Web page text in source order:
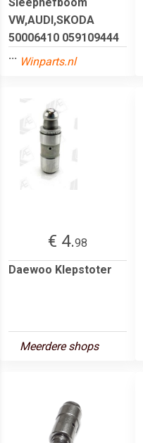
VW,AUDI,SKODA
50006410 059109444
... Winparts.nl
€ 4.98
Daewoo Klepstoter
Meerdere shops